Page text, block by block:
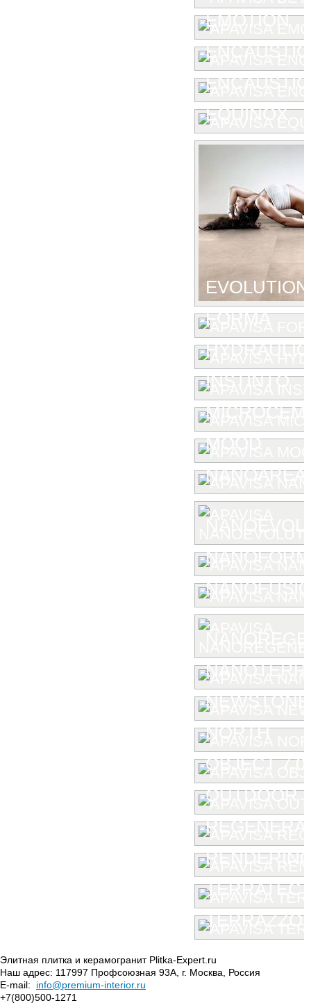
EMOTION
ENCAUSTIC
EQUINOX
EVOLUTION
FORMA
HYDRAULIC
INSTINTO
MOOD
NANOAREA
NEWSTONE
NORTH
OBJECT 7.0
OUTDOOR
TERRATEC
TERRAZZO
Элитная плитка и керамогранит Plitka-Expert.ru
Наш адрес: 117997 Профсоюзная 93А г. Москва
Россия
E-mail:
info@premium-interior.ru
+7(800)500-1271